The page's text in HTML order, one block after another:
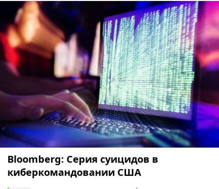
Bloomberg: Серия суицидов в
киберкомандовании США